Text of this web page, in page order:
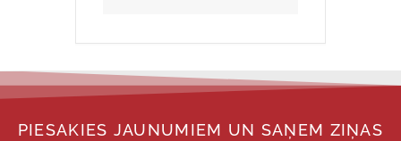
PIESAKIES JAUNUMIEM UN SAŅEM ZIŅAS